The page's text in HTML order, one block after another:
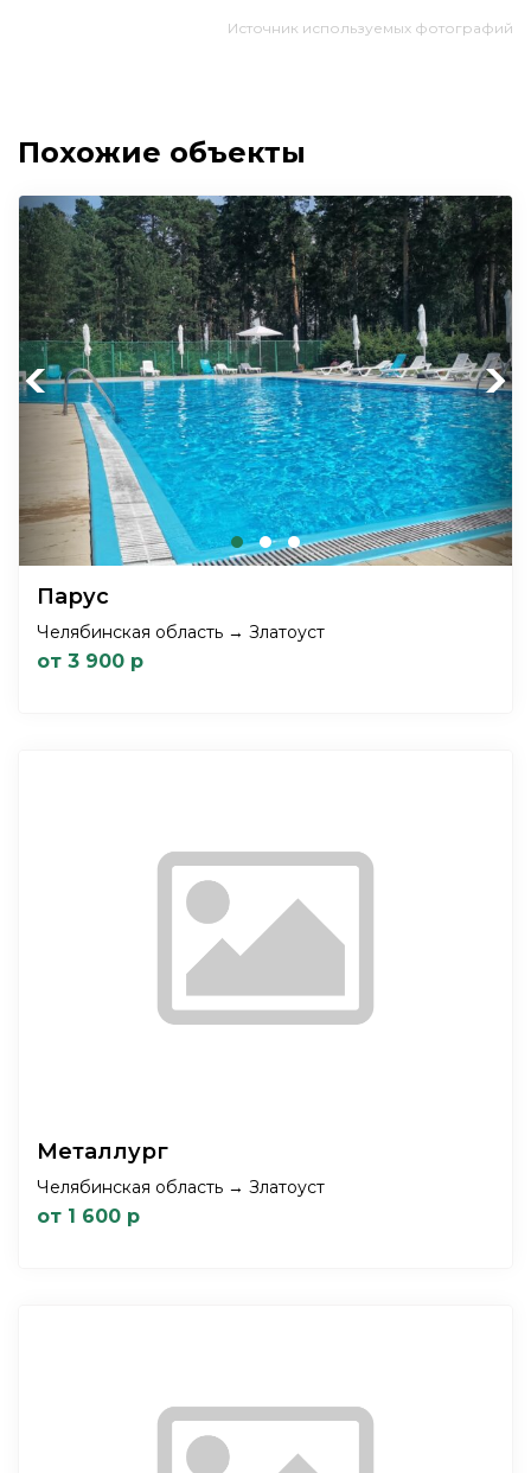
Источник используемых фотографий
Похожие объекты
Previous Next
Парус
Челябинская область → Златоуст
от 3 900 р
Металлург
Челябинская область → Златоуст
от 1 600 р